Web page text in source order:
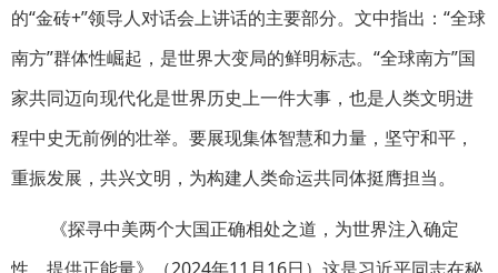
的“金砖+”领导人对话会上讲话的主要部分。文中指出：“全球
南方”群体性崛起，是世界大变局的鲜明标志。“全球南方”国
家共同迈向现代化是世界历史上一件大事，也是人类文明进
程中史无前例的壮举。要展现集体智慧和力量，坚守和平，
重振发展，共兴文明，为构建人类命运共同体挺膺担当。
《探寻中美两个大国正确相处之道，为世界注入确定